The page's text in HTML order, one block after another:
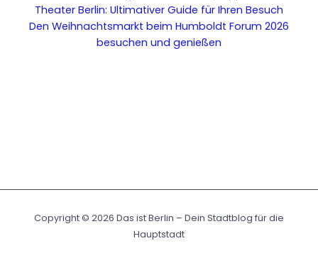
Theater Berlin: Ultimativer Guide für Ihren Besuch
Den Weihnachtsmarkt beim Humboldt Forum 2026
besuchen und genießen
Copyright © 2026 Das ist Berlin – Dein Stadtblog für die
Hauptstadt